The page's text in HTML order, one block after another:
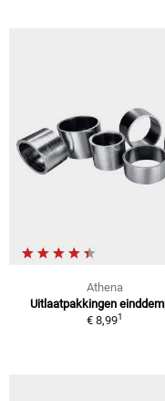
Athena
Uitlaatpakkingen
€ 8,991